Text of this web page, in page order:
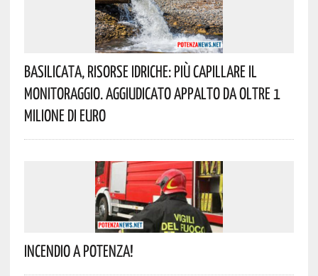
Basilicata, Risorse Idriche: Più Capillare Il
Monitoraggio. Aggiudicato Appalto Da Oltre 1
Milione Di Euro
Incendio A Potenza!